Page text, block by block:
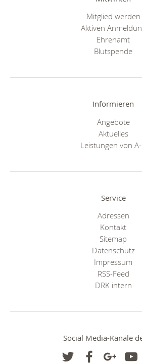
Mitglied werden
Aktiven
Ehrenamt
Blutspende
Informieren
Angebote
Aktuelles
Leistungen von
Service
Adressen
Kontakt
Sitemap
Datenschutz
Impressum
RSS-Feed
DRK intern
Social Media-Kanäle